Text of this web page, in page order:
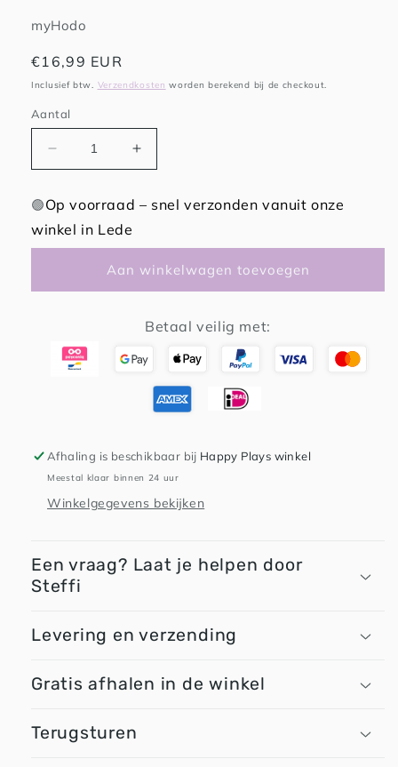
myHodo
Normale
prijs
€16,99 EUR
Inclusief btw. Verzendkosten worden berekend bij de checkout.
Aantal
Aantal
verlagen
myHodo
Kleurrijke
Magnetische
Steentjes
Aantal
verhogen
myHodo
Magnetische
Steentjes
🟢Op voorraad – snel verzonden vanuit onze
winkel in Lede
Aan winkelwagen toevoegen
Betaal veilig met:
Afhaling is beschikbaar bij Happy Plays winkel
Meestal klaar binnen 24 uur
Winkelgegevens bekijken
Een vraag? Laat je helpen door
Steffi
Levering en verzending
Gratis afhalen in de winkel
Terugsturen